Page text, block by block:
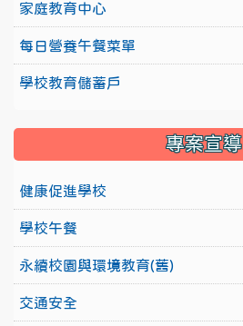
家庭教育中心
每日營養午餐菜單
學校教育儲蓄戶
專案宣導
健康促進學校
學校午餐
永續校園與環境教育(舊)
交通安全